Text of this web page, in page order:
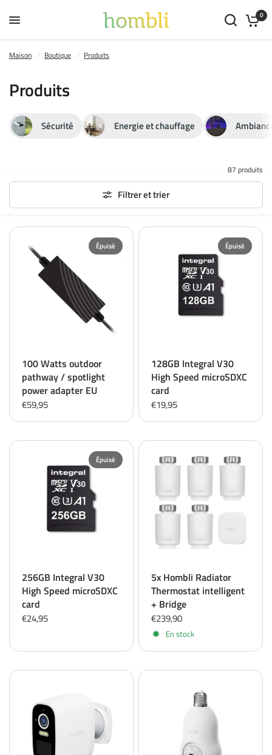
0
Maison / Boutique / Produits
Produits
Sécurité Energie et chauffage
87 produits
Filtrer et trier
Épuisé
100 Watts outdoor
pathway / spotlight
power adapter EU
€59,95
Épuisé
128GB Integral V30
High Speed microSDXC
card
€19,95
Épuisé
256GB Integral V30
High Speed microSDXC
card
€24,95
5x Hombli Radiator
Thermostat intelligent
+ Bridge
€239,90
En stock